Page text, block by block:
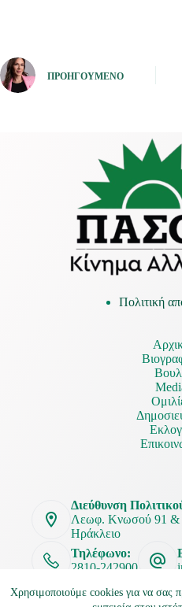
Χρησιμοποιούμε cookies για να σας
ΠΡΟΗΓΟΎΜΕΝΟ
Πολιτική
Διεύθυνση
Λεωφ. Κνωσού 91 &
Ηράκλειο
Τηλέφωνο:
2810-242900